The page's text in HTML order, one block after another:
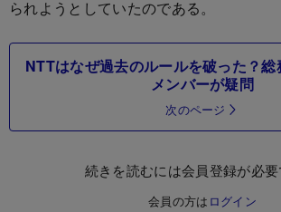
られようとしていたのである。
NTTはなぜ過去のルールを破った？
メンバーが疑問
次のページ
続きを読むには会員登録が必要
会員の方は ログイン